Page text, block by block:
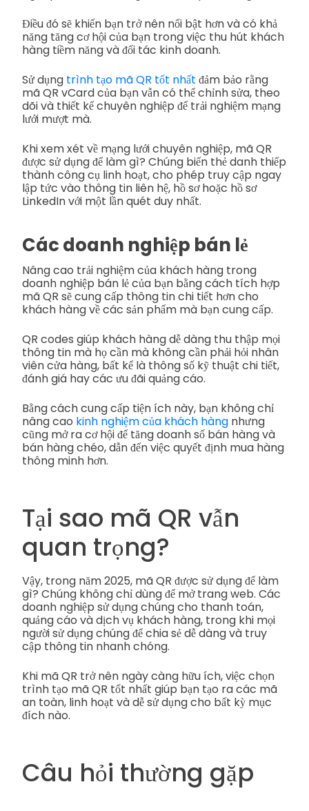
Điều đó sẽ khiến bạn trở nên nổi bật hơn và có khả
năng tăng cơ hội của bạn trong việc thu hút khách
hàng tiềm năng và đối tác kinh doanh.
Sử dụng trình tạo mã QR tốt nhất đảm bảo rằng
mã QR vCard của bạn vẫn có thể chỉnh sửa, theo
dõi và thiết kế chuyên nghiệp để trải nghiệm mạng
lưới mượt mà.
Khi xem xét về mạng lưới chuyên nghiệp, mã QR
được sử dụng để làm gì? Chúng biến thẻ danh thiếp
thành công cụ linh hoạt, cho phép truy cập ngay
lập tức vào thông tin liên hệ, hồ sơ hoặc hồ sơ
LinkedIn với một lần quét duy nhất.
Các doanh nghiệp bán lẻ
Nâng cao trải nghiệm của khách hàng trong
doanh nghiệp bán lẻ của bạn bằng cách tích hợp
mã QR sẽ cung cấp thông tin chi tiết hơn cho
khách hàng về các sản phẩm mà bạn cung cấp.
QR codes giúp khách hàng dễ dàng thu thập mọi
thông tin mà họ cần mà không cần phải hỏi nhân
viên cửa hàng, bất kể là thông số kỹ thuật chi tiết,
đánh giá hay các ưu đãi quảng cáo.
Bằng cách cung cấp tiện ích này, bạn không chỉ
nâng cao kinh nghiệm của khách hàng nhưng
cũng mở ra cơ hội để tăng doanh số bán hàng và
bán hàng chéo, dẫn đến việc quyết định mua hàng
thông minh hơn.
Tại sao mã QR vẫn
quan trọng?
Vậy, trong năm 2025, mã QR được sử dụng để làm
gì? Chúng không chỉ dùng để mở trang web. Các
doanh nghiệp sử dụng chúng cho thanh toán,
quảng cáo và dịch vụ khách hàng, trong khi mọi
người sử dụng chúng để chia sẻ dễ dàng và truy
cập thông tin nhanh chóng.
Khi mã QR trở nên ngày càng hữu ích, việc chọn
trình tạo mã QR tốt nhất giúp bạn tạo ra các mã
an toàn, linh hoạt và dễ sử dụng cho bất kỳ mục
đích nào.
Câu hỏi thường gặp